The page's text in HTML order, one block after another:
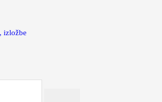
izložbe